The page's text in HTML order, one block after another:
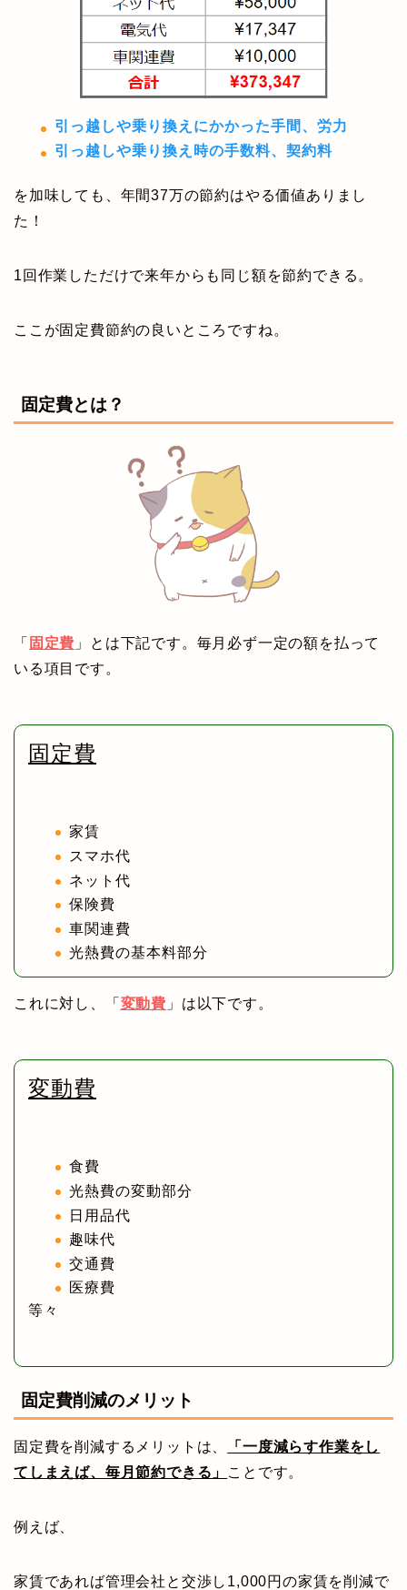
引っ越しや乗り換えにかかった手間、労力
引っ越しや乗り換え時の手数料、契約料
を加味しても、年間37万の節約はやる価値ありまし
た！
1回作業しただけで来年からも同じ額を節約できる。
ここが固定費節約の良いところですね。
固定費とは？
「 固定費 」とは下記です。毎月必ず一定の額を払って
いる項目です。
固定費
家賃
スマホ代
ネット代
保険費
車関連費
光熱費の基本料部分
これに対し、「 変動費 」は以下です。
変動費
食費
光熱費の変動部分
日用品代
趣味代
交通費
医療費
等々
固定費削減のメリット
固定費を削減するメリットは、
「一度減らす作業をし
てしまえば、毎月節約できる」
ことです。
例えば、
家賃であれば管理会社と交渉し1,000円の家賃を削減で